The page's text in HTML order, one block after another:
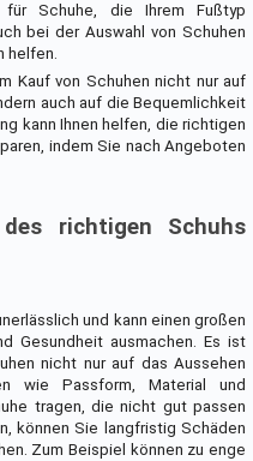
für Schuhe, die Ihrem Fußtyp
bei der Auswahl von Schuhen
helfen.
Kauf von Schuhen nicht nur auf
auch auf die Bequemlichkeit
kann Ihnen helfen, die richtigen
indem Sie nach Angeboten
richtigen Schuhs
und kann einen großen
Gesundheit ausmachen. Es ist
nicht nur auf das Aussehen
wie Passform, Material und
tragen, die nicht gut passen
können Sie langfristig Schäden
Zum Beispiel können zu enge